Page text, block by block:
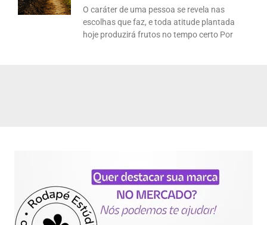
O caráter de uma pessoa se revela nas
escolhas que faz, e toda atitude plantada
hoje produzirá frutos no tempo certo Por